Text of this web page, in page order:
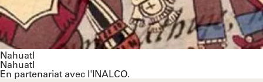
Nahuatl
Nahuatl
En partenariat avec l'INALCO.